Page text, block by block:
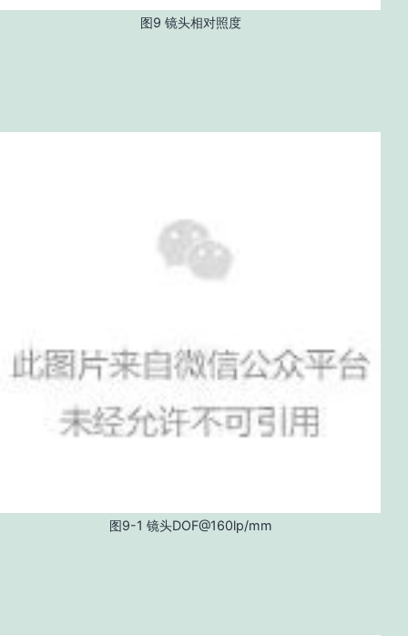
图9 镜头相对照度
图9-1 镜头DOF@160lp/mm